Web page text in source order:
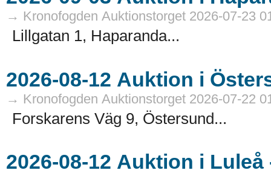
→ Kronofogden Auktionstorget 2026-07-23
Lillgatan 1, Haparanda...
→ Kronofogden Auktionstorget 2026-07-22
Forskarens Väg 9, Östersund...